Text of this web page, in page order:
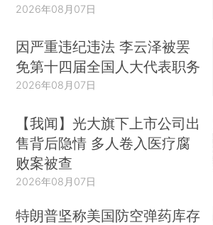
2026年08月07日
因严重违纪违法 李云泽被罢
免第十四届全国人大代表职务
2026年08月07日
【我闻】光大旗下上市公司出
售背后隐情 多人卷入医疗腐
败案被查
2026年08月07日
特朗普坚称美国防空弹药库存